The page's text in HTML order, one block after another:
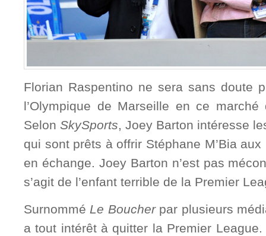
Florian Raspentino ne sera sans doute
l’Olympique de Marseille en ce
Selon SkySports, Joey Barton intéresse
qui sont prêts à offrir Stéphane M’Bia
en échange. Joey Barton n’est pas
s’agit de l’enfant terrible de la Premier
Surnommé Le Boucher par plusieurs
a tout intérêt à quitter la Premier League.